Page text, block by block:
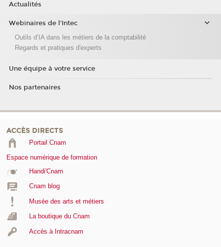
Actualités
Webinaires de l'Intec
Outils d’IA dans les métiers de la comptabilité
Regards et pratiques d'experts
Une équipe à votre service
Nos partenaires
ACCÈS DIRECTS
Portail Cnam
Espace numérique de formation
Handi'Cnam
Cnam blog
Musée des arts et métiers
La boutique du Cnam
Accès à Intracnam